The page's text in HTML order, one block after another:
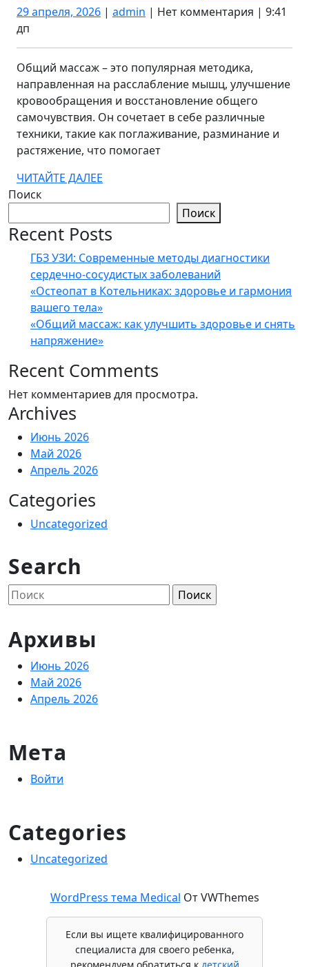
и
29 апреля, 202629
2026
| admin admin
| Нет комментария | 9:41
дп
Общий массаж – это популярная методика,
направленная на расслабление мышц, улучшение
кровообращения и восстановление общего
самочувствия. Он сочетает в себе различные
техники, такие как поглаживание, разминание и
растяжение, что помогает
ЧИТАЙТЕ ДАЛЕЕ
Поиск
Поиск
Recent Posts
ГБЗ УЗИ: Современные методы диагностики
сердечно-сосудистых заболеваний
«Остеопат в Котельниках: здоровье и гармония
вашего тела»
«Общий массаж: как улучшить здоровье и снять
напряжение»
Recent Comments
Нет комментариев для просмотра.
Archives
Июнь 2026
Май 2026
Апрель 2026
Categories
Uncategorized
Search
Поиск
по:
Архивы
Июнь 2026
Май 2026
Апрель 2026
Мета
Войти
Categories
Uncategorized
WordPress тема Medical От VWThemes
Прокрутить
Если вы ищете квалифицированного
специалиста для своего ребенка,